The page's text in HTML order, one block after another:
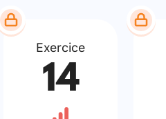
Exercice
14